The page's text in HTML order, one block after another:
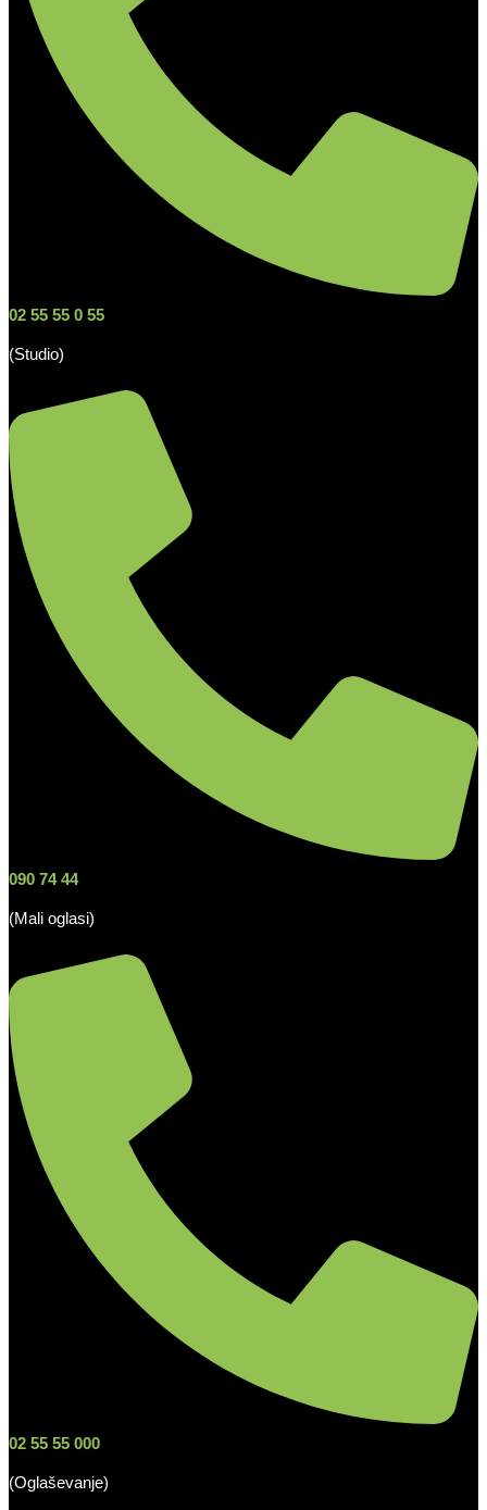
02 55 55 0 55
(Studio)
090 74 44
(Mali oglasi)
02 55 55 000
(Oglaševanje)